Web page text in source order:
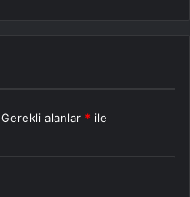
Gerekli alanlar * ile